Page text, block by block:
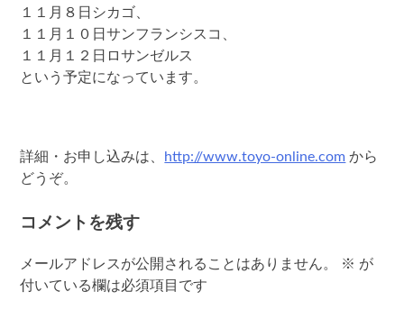
１１月８日シカゴ、
１１月１０日サンフランシスコ、
１１月１２日ロサンゼルス
という予定になっています。
詳細・お申し込みは、 http://www.toyo-online.com から
どうぞ。
コメントを残す
メールアドレスが公開されることはありません。 ※ が
付いている欄は必須項目です